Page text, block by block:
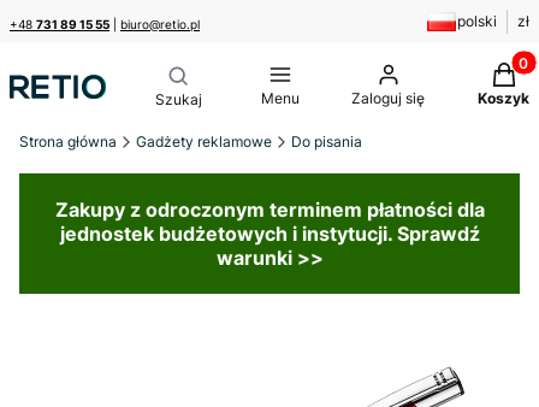
+48 731 89 15 55 biuro@retio.pl polski zł
Menu Zaloguj się Koszyk
Strona główna Gadżety reklamowe Do pisania
Zakupy z odroczonym terminem płatności dla
jednostek budżetowych i instytucji. Sprawdź
warunki >>